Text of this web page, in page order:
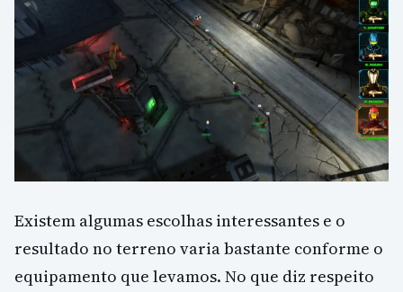
Existem algumas escolhas interessantes e o
resultado no terreno varia bastante conforme o
equipamento que levamos. No que diz respeito